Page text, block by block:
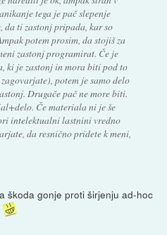
tega je pač slepenje
da ti zastonj pripada, kar so
potem prosim, da stojiš za
zastonj programirat. Če je
ki je zastonj in mora biti pod to
potem je samo delo
Drugače pač ne more biti.
Če materiala ni je še
intelektualni lastnini vredno
da resnično pridete k meni,
škoda gonje proti širjenju ad-hoc